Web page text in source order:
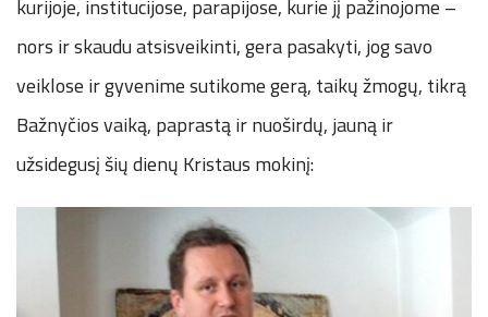
kurijoje, institucijose, parapijose, kurie jį pažinojome –
nors ir skaudu atsisveikinti, gera pasakyti, jog savo
veiklose ir gyvenime sutikome gerą, taikų žmogų, tikrą
Bažnyčios vaiką, paprastą ir nuoširdų, jauną ir
užsidegusį šių dienų Kristaus mokinį: